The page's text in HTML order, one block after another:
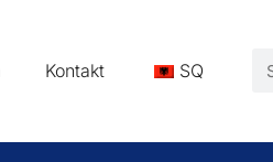
Kontakt SQ